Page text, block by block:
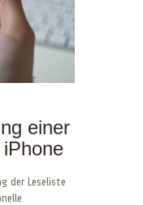
einer
der Leseliste